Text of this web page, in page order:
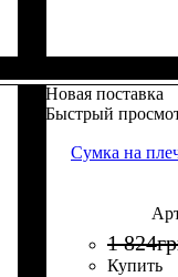
Новая поставка
Быстрый
Сумка на
1 824
Купить